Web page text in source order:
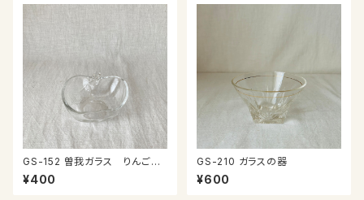
GS-152 曽我ガラス りんごの
ミニ鉢
¥400
GS-210 ガラスの器
¥600